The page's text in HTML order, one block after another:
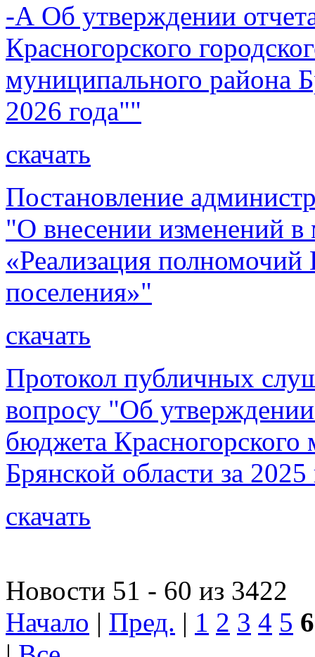
-А Об утверждении
Красногорского
муниципального района
2026 года""
скачать
Постановление
"О внесении изменений
«Реализация полномочий
поселения»"
скачать
Протокол публичных
вопросу "Об
бюджета
Брянской области за 2025
скачать
Новости 51 - 60 из 3422
Начало | Пред. | 1 2 3 4 5 6